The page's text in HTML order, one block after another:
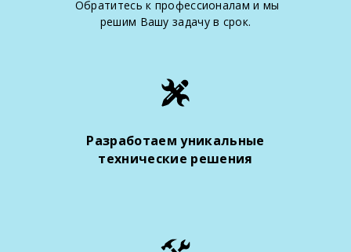
Обратитесь к профессионалам и мы
решим Вашу задачу в срок.
Разработаем уникальные
технические решения